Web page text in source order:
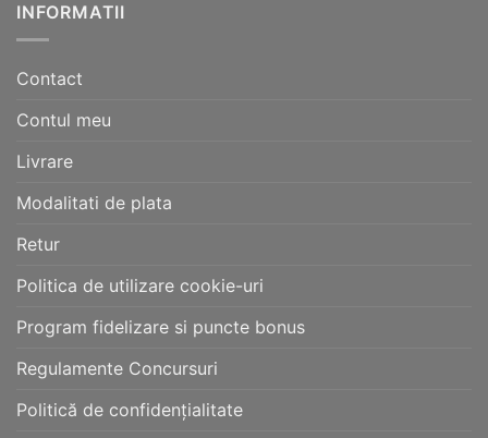
INFORMATII
Contact
Contul meu
Livrare
Modalitati de plata
Retur
Politica de utilizare cookie-uri
Program fidelizare si puncte bonus
Regulamente Concursuri
Politică de confidențialitate